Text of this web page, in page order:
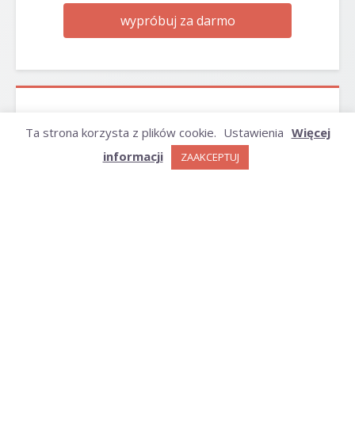
wypróbuj za darmo
Ta strona korzysta z plików cookie. Ustawienia Więcej
informacji
ZAAKCEPTUJ